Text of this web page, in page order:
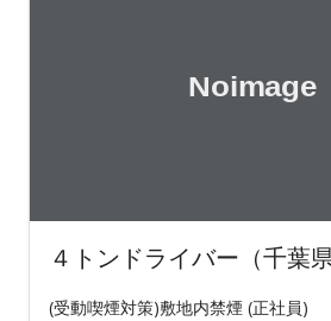
４トンドライバー（千葉
(受動喫煙対策)敷地内禁煙 (正社員)